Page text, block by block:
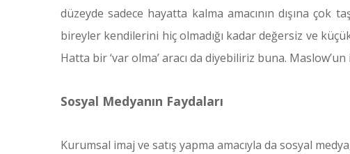
düzeyde sadece hayatta kalma amacının dışına
bireyler kendilerini hiç olmadığı kadar değersiz ve
Hatta bir ‘var olma’ aracı da diyebiliriz buna.
Sosyal Medyanın Faydaları
Kurumsal imaj ve satış yapma amacıyla da sosyal